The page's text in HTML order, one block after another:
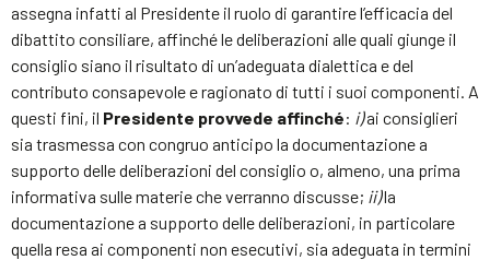
assegna infatti al Presidente il ruolo di garantire l’efficacia del
dibattito consiliare, affinché le deliberazioni alle quali giunge il
consiglio siano il risultato di un’adeguata dialettica e del
contributo consapevole e ragionato di tutti i suoi componenti. A
questi fini, il Presidente provvede affinché: i)ai consiglieri
sia trasmessa con congruo anticipo la documentazione a
supporto delle deliberazioni del consiglio o, almeno, una prima
informativa sulle materie che verranno discusse; ii)la
documentazione a supporto delle deliberazioni, in particolare
quella resa ai componenti non esecutivi, sia adeguata in termini